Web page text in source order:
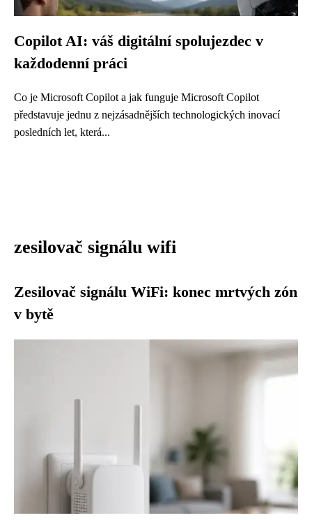
Copilot AI: váš digitální spolujezdec v
každodenní práci
Co je Microsoft Copilot a jak funguje Microsoft Copilot
představuje jednu z nejzásadnějších technologických inovací
posledních let, která...
zesilovač signálu wifi
Zesilovač signálu WiFi: konec mrtvých zón
v bytě